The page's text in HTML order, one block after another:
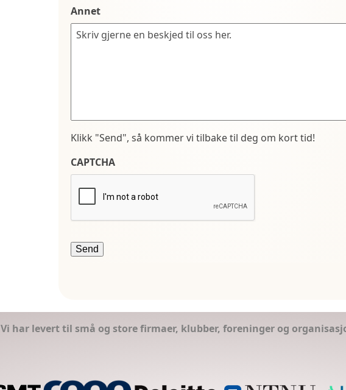
Annet
Klikk "Send", så kommer vi tilbake til deg om kort tid!
CAPTCHA
Vi har levert til små og store firmaer, klubber, foreninger og